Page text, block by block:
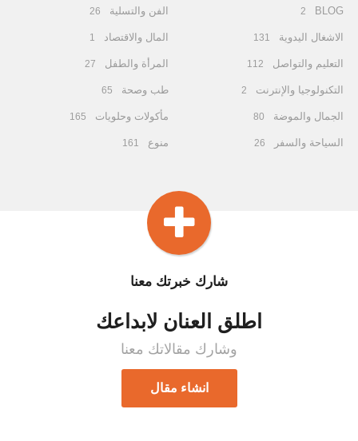
BLOG
2
الاشغال اليدوية 131
التعليم والتواصل 112
التكنولوجيا والإنترنت 2
الجمال والموضة 80
السياحة والسفر 26
الفن والتسلية 26
المال والاقتصاد 1
المرأة والطفل 27
طب وصحة 65
مأكولات وحلويات 165
منوع 161
شارك خبرتك معنا
اطلق العنان لابداعك
وشارك مقالاتك معنا
انشاء مقال